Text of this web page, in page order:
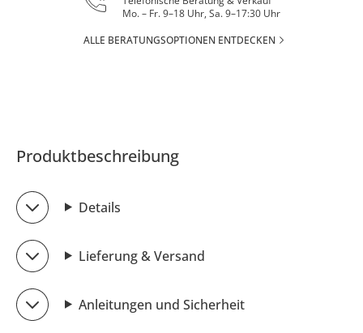
Mo. – Fr. 9–18 Uhr, Sa. 9–17:30 Uhr
ALLE BERATUNGSOPTIONEN ENTDECKEN
Produktbeschreibung
Details
Lieferung & Versand
Anleitungen und Sicherheit